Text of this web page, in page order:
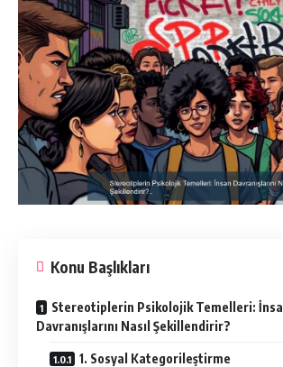
Konu Başlıkları
Stereotiplerin Psikolojik Temelleri:
Davranışlarını Nasıl Şekillendirir?
1. Sosyal Kategorileştirme